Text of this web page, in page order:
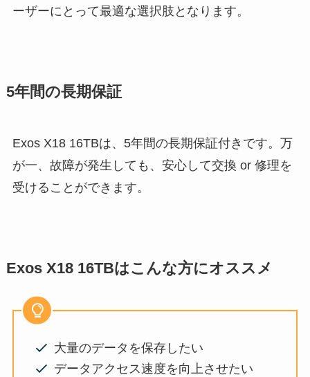
ーザーにとって最適な選択肢となります。
5年間の長期保証
Exos X18 16TBは、5年間の長期保証付きです。万
が一、故障が発生しても、安心して交換 or 修理を
受けることができます。
Exos X18 16TBはこんな方にオススメ
大量のデータを保存したい
データアクセス速度を向上させたい